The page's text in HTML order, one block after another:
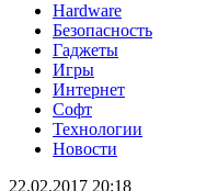
Hardware
Безопасность
Гаджеты
Игры
Интернет
Софт
Технологии
Новости
22.02.2017 20:18